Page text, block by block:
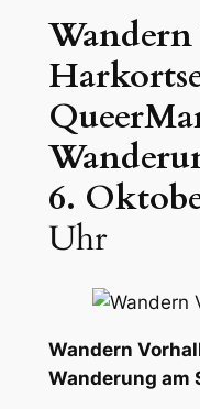
6.
Uhr
Wandern
Wanderung am